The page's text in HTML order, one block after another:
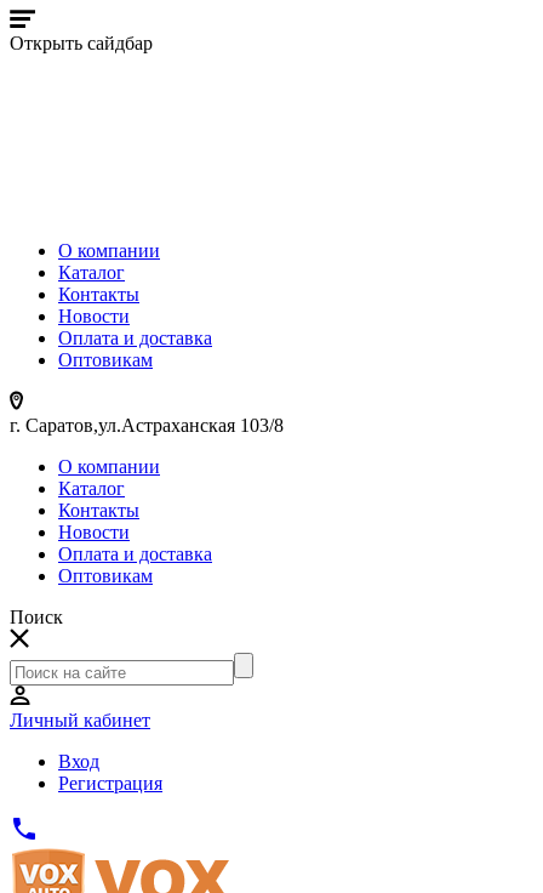
Открыть сайдбар
О компании
Каталог
Контакты
Новости
Оплата и доставка
Оптовикам
г. Саратов,ул.Астраханская 103/8
О компании
Каталог
Контакты
Новости
Оплата и доставка
Оптовикам
Поиск
Личный кабинет
Вход
Регистрация
phone